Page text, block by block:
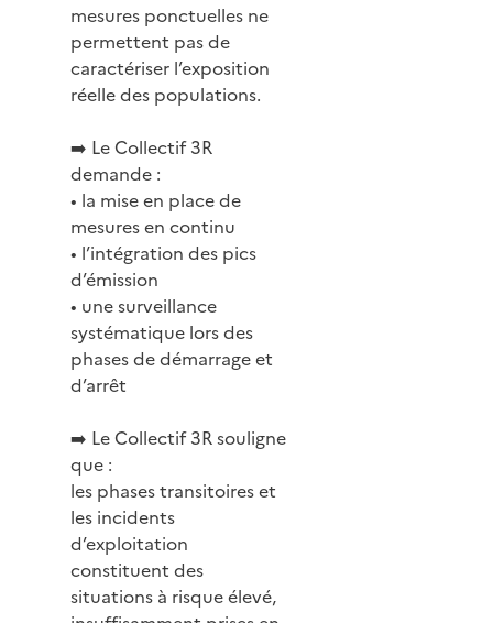
mesures ponctuelles ne
permettent pas de
caractériser l’exposition
réelle des populations.
➡️ Le Collectif 3R
demande :
• la mise en place de
mesures en continu
• l’intégration des pics
d’émission
• une surveillance
systématique lors des
phases de démarrage et
d’arrêt
➡️ Le Collectif 3R souligne
que :
les phases transitoires et
les incidents
d’exploitation
constituent des
situations à risque élevé,